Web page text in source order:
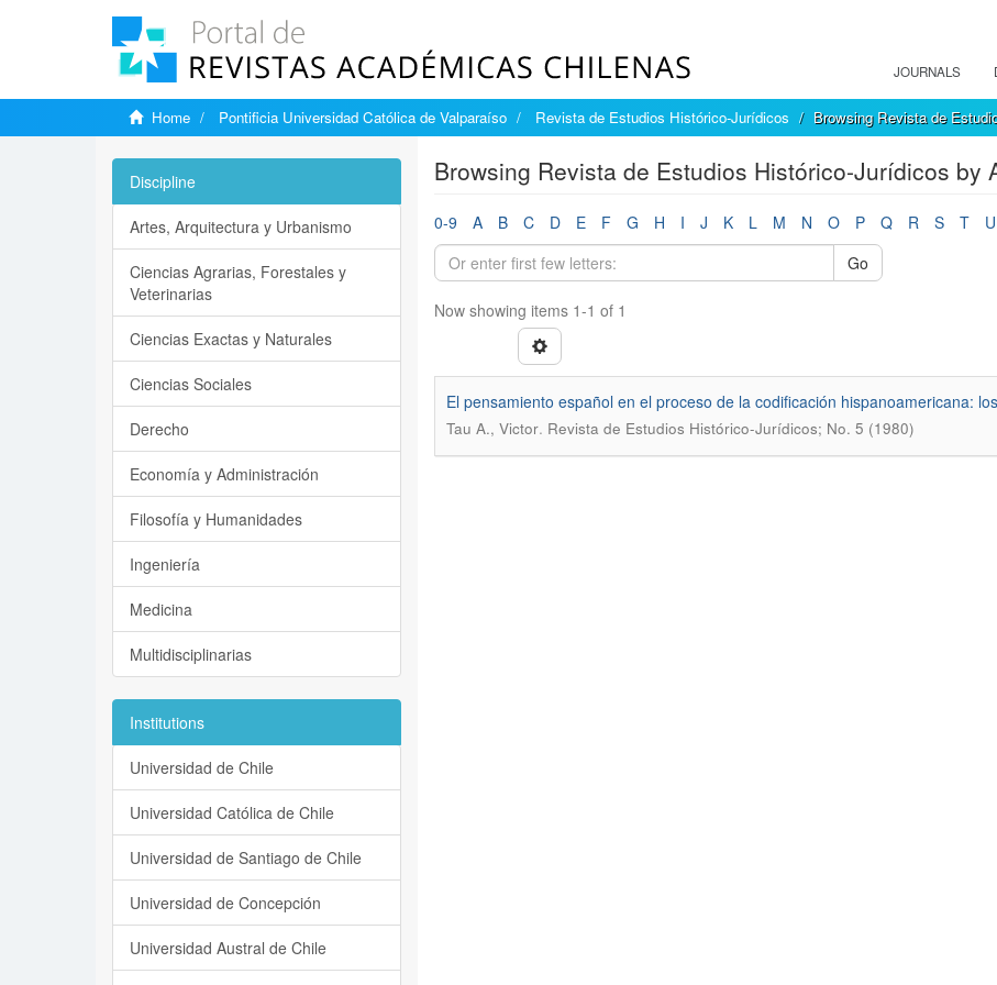
JOURNALS
Home Pontificia Universidad Católica de Valparaíso Revista de Estudios Histórico-Jurídicos Browsing Revista de
Browsing Revista de Estudios Histórico-Jurídicos by
0-9 A B C D E F G H I J K L M N O P Q R S T U
Go
Now showing items 1-1 of 1
El pensamiento español en el proceso de la codificación hispanoamericana:
Tau A., Victor. Revista de Estudios Histórico-Jurídicos; No. 5 (1980)
Discipline
Artes, Arquitectura y Urbanismo
Ciencias Agrarias, Forestales y
Veterinarias
Ciencias Exactas y Naturales
Ciencias Sociales
Derecho
Economía y Administración
Filosofía y Humanidades
Ingeniería
Medicina
Multidisciplinarias
Institutions
Universidad de Chile
Universidad Católica de Chile
Universidad de Santiago de Chile
Universidad de Concepción
Universidad Austral de Chile